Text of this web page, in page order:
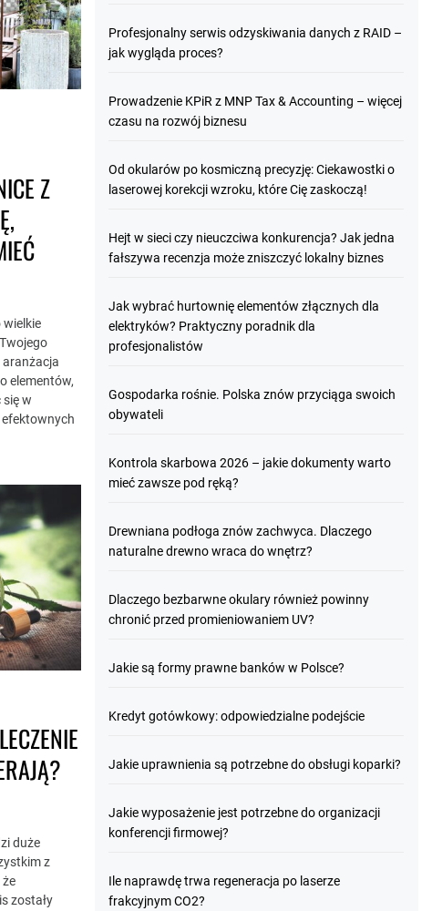
Z
wielkie
aranżacja
elementów,
w
duże
z
że
zostały
Profesjonalny serwis odzyskiwania danych z RAID –
jak wygląda proces?
Prowadzenie KPiR z MNP Tax & Accounting – więcej
czasu na rozwój biznesu
Od okularów po kosmiczną precyzję: Ciekawostki o
laserowej korekcji wzroku, które Cię zaskoczą!
Hejt w sieci czy nieuczciwa konkurencja? Jak jedna
fałszywa recenzja może zniszczyć lokalny biznes
Jak wybrać hurtownię elementów złącznych dla
elektryków? Praktyczny poradnik dla
profesjonalistów
Gospodarka rośnie. Polska znów przyciąga swoich
obywateli
Kontrola skarbowa 2026 – jakie dokumenty warto
mieć zawsze pod ręką?
Drewniana podłoga znów zachwyca. Dlaczego
naturalne drewno wraca do wnętrz?
Dlaczego bezbarwne okulary również powinny
chronić przed promieniowaniem UV?
Jakie są formy prawne banków w Polsce?
Kredyt gotówkowy: odpowiedzialne podejście
Jakie uprawnienia są potrzebne do obsługi koparki?
Jakie wyposażenie jest potrzebne do organizacji
konferencji firmowej?
Ile naprawdę trwa regeneracja po laserze
frakcyjnym CO2?